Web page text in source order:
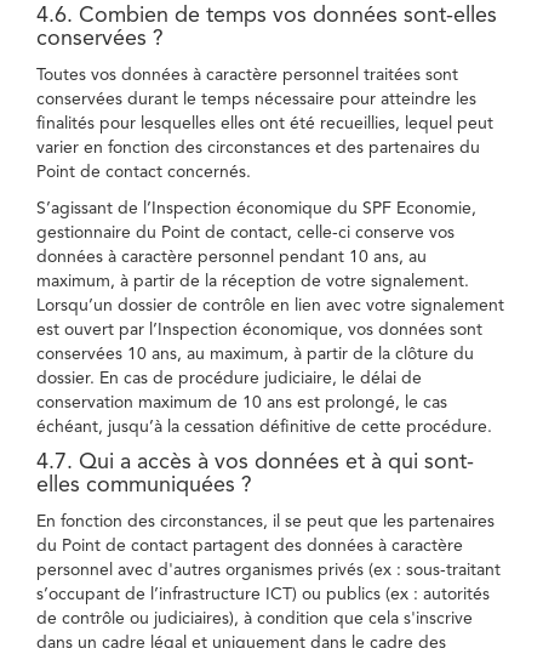
4.6. Combien de temps vos données sont-elles
conservées ?
Toutes vos données à caractère personnel traitées sont
conservées durant le temps nécessaire pour atteindre les
finalités pour lesquelles elles ont été recueillies, lequel peut
varier en fonction des circonstances et des partenaires du
Point de contact concernés.
S’agissant de l’Inspection économique du SPF Economie,
gestionnaire du Point de contact, celle-ci conserve vos
données à caractère personnel pendant 10 ans, au
maximum, à partir de la réception de votre signalement.
Lorsqu’un dossier de contrôle en lien avec votre signalement
est ouvert par l’Inspection économique, vos données sont
conservées 10 ans, au maximum, à partir de la clôture du
dossier. En cas de procédure judiciaire, le délai de
conservation maximum de 10 ans est prolongé, le cas
échéant, jusqu’à la cessation définitive de cette procédure.
4.7. Qui a accès à vos données et à qui sont-
elles communiquées ?
En fonction des circonstances, il se peut que les partenaires
du Point de contact partagent des données à caractère
personnel avec d'autres organismes privés (ex : sous-traitant
s’occupant de l’infrastructure ICT) ou publics (ex : autorités
de contrôle ou judiciaires), à condition que cela s'inscrive
dans un cadre légal et uniquement dans le cadre des